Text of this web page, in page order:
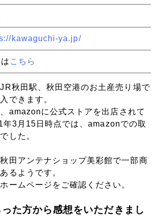
kawaguchi-ya.jp/
こちら
JR秋田駅、秋田空港のお土産売り場で
できます。
amazonに公式ストアを出店されて
3月15日時点では、amazonでの取
した。
田アンテナショップ美彩館で一部商
るようです。
ームページをご確認ください。
た方から感想をいただきまし